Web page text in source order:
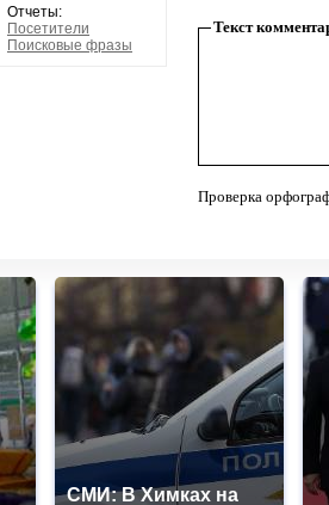
Отчеты:
Посетители
Поисковые фразы
Текст
Проверка
СМИ: В Химках на